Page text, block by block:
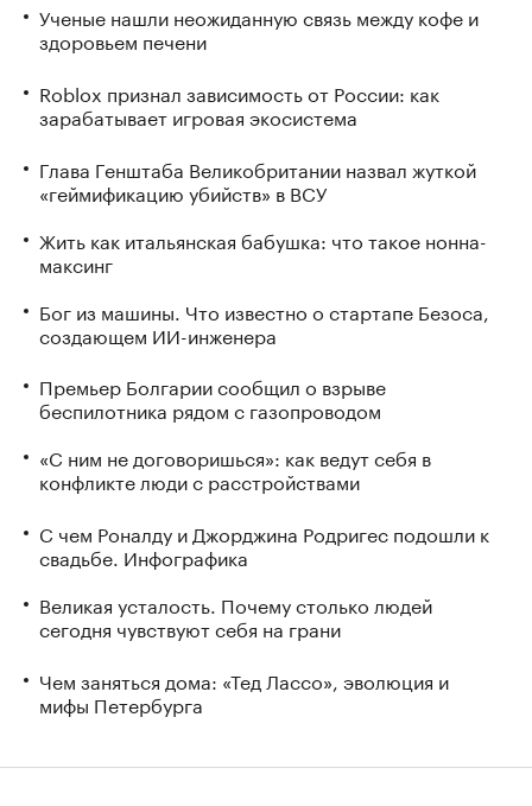
Ученые нашли неожиданную связь между кофе и
здоровьем печени
Roblox признал зависимость от России: как
зарабатывает игровая экосистема
Глава Генштаба Великобритании назвал жуткой
«геймификацию убийств» в ВСУ
Жить как итальянская бабушка: что такое нонна-
максинг
Бог из машины. Что известно о стартапе Безоса,
создающем ИИ-инженера
Премьер Болгарии сообщил о взрыве
беспилотника рядом с газопроводом
«С ним не договоришься»: как ведут себя в
конфликте люди с расстройствами
С чем Роналду и Джорджина Родригес подошли к
свадьбе. Инфографика
Великая усталость. Почему столько людей
сегодня чувствуют себя на грани
Чем заняться дома: «Тед Лассо», эволюция и
мифы Петербурга